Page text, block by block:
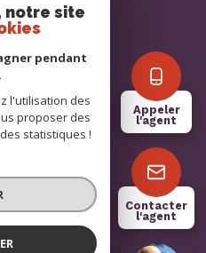
Appeler
l'agent
Contacter
l'agent
notre site
pendant
l'utilisation des
proposer des
statistiques !